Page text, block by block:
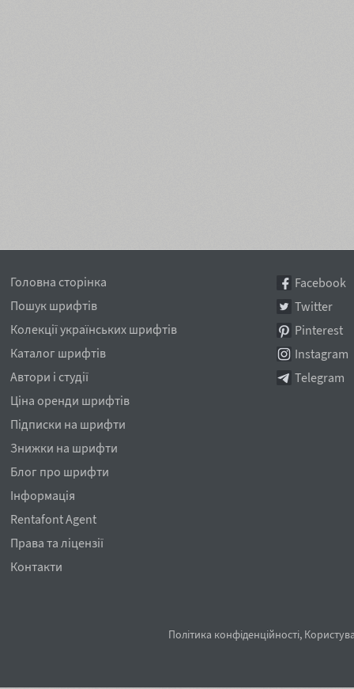
Головна сторінка
Пошук шрифтів
Колекції українських шрифтів
Каталог шрифтів
Автори і студії
Ціна оренди шрифтів
Підписки на шрифти
Знижки на шрифти
Блог про шрифти
Інформація
Rentafont Agent
Права та ліцензії
Контакти
Facebook
Twitter
Pinterest
Instagram
Telegram
Політика конфіденційності,